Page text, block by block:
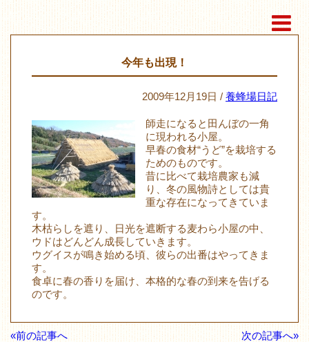
今年も出現！
2009年12月19日 / 養蜂場日記
師走になると田んぼの一角
に現われる小屋。
早春の食材“うど”を栽培する
ためのものです。
昔に比べて栽培農家も減
り、冬の風物詩としては貴
重な存在になってきていま
す。
木枯らしを遮り、日光を遮断する麦わら小屋の中、
ウドはどんどん成長していきます。
ウグイスが鳴き始める頃、彼らの出番はやってきま
す。
食卓に春の香りを届け、本格的な春の到来を告げる
のです。
«前の記事へ 次の記事へ»